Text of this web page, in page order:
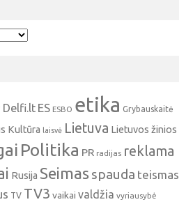
Delfi.lt ES ESBO etika Grybauskaitė
Kultūra laisvė Lietuva Lietuvos žinios
Politika PR radijas reklama
Rusija Seimas spauda teismas
TV TV3 vaikai valdžia vyriausybė